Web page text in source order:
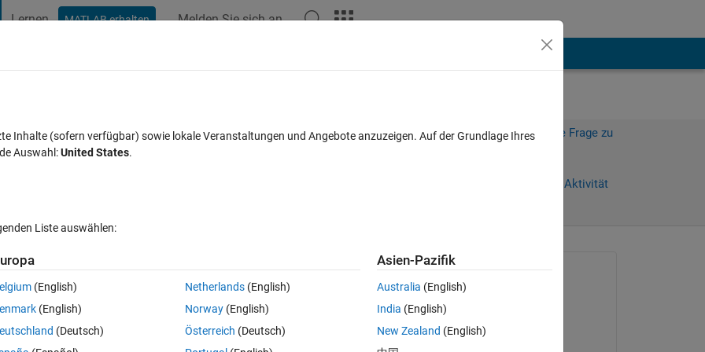
Lernen MATLAB erhalten Melden Sie sich an
to one headphone?
Melden Sie sich an, um diese Frage zu
Anmelden, um Aktivität
0 Stimmen
directed only to one headphone. I've already generated the sound wich
Gabriele Testa
am 4 Dez. 2019
Inhalte (sofern verfügbar) sowie lokale Veranstaltungen und Angebote anzuzeigen. Auf der Grundlage Ihres
Auswahl:United States.
Liste auswählen:
(English)
(English)
(Deutsch)
Netherlands(English)
Norway(English)
Österreich (Deutsch)
Asien-Pazifik
Australia (English)
India (English)
New Zealand (English)